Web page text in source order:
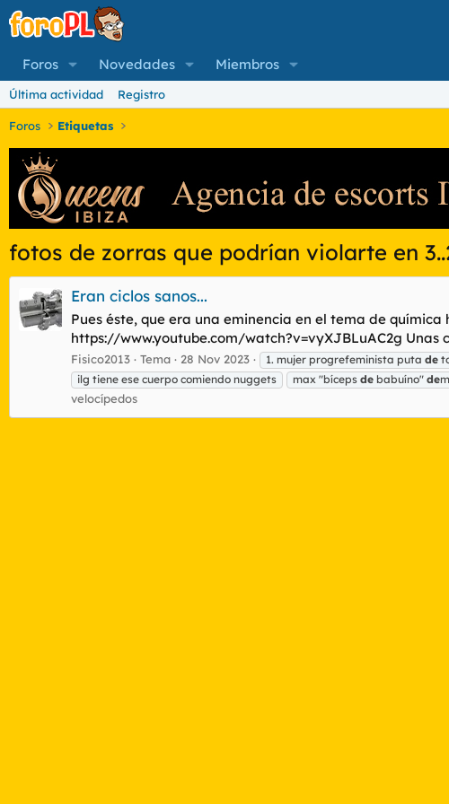
Foros Novedades Miembros
Última actividad Registro
Foros Etiquetas
fotos de zorras que podrían violarte en
Eran ciclos sanos...
Pues éste, que era una eminencia en el tema de
https://www.youtube.com/watch?v=vyXJBLuAC2g Unas
Fisico2013 Tema 28 Nov 2023 1. mujer progrefeminista puta de
ilg tiene ese cuerpo comiendo nuggets
max "bíceps de babuíno" de
velocípedos